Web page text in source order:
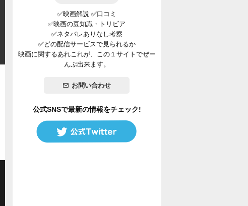
✅映画解説 ✅口コミ
✅映画の豆知識・トリビア
✅ネタバレありなし考察
✅どの配信サービスで見られるか
映画に関するあれこれが、この１サイトでぜー
んぶ出来ます。
お問い合わせ
公式SNSで最新の情報をチェック!